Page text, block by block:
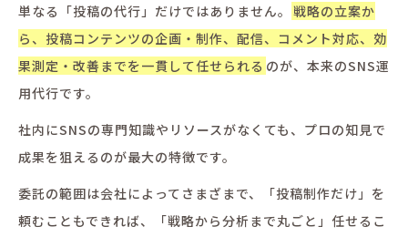
単なる「投稿の代行」だけではありません。 戦略の立案か
ら、投稿コンテンツの企画・制作、配信、コメント対応、効
果測定・改善までを一貫して任せられる のが、本来のSNS運
用代行です。
社内にSNSの専門知識やリソースがなくても、プロの知見で
成果を狙えるのが最大の特徴です。
委託の範囲は会社によってさまざまで、「投稿制作だけ」を
頼むこともできれば、「戦略から分析まで丸ごと」任せるこ